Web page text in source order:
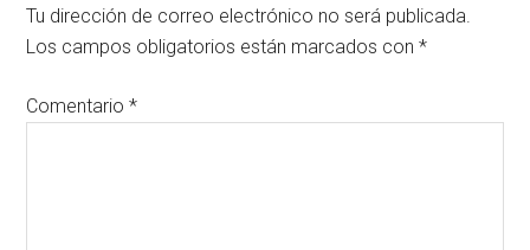
Tu dirección de correo electrónico no será publicada.
Los campos obligatorios están marcados con*
Comentario*